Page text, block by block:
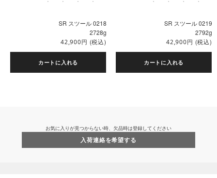
SR スツール 0218
2728g
42,900円 (税込)
カートに入れる
SR スツール 0219
2792g
42,900円 (税込)
カートに入れる
お気に入りが見つからない時、欠品時は登録してください
入荷連絡を希望する